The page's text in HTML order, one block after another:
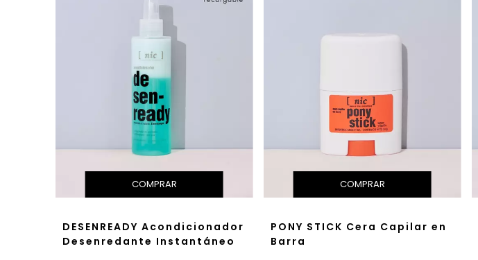
DESENREADY Acondicionador
Desenredante Instantáneo
PONY STICK Cera Capilar en
Barra